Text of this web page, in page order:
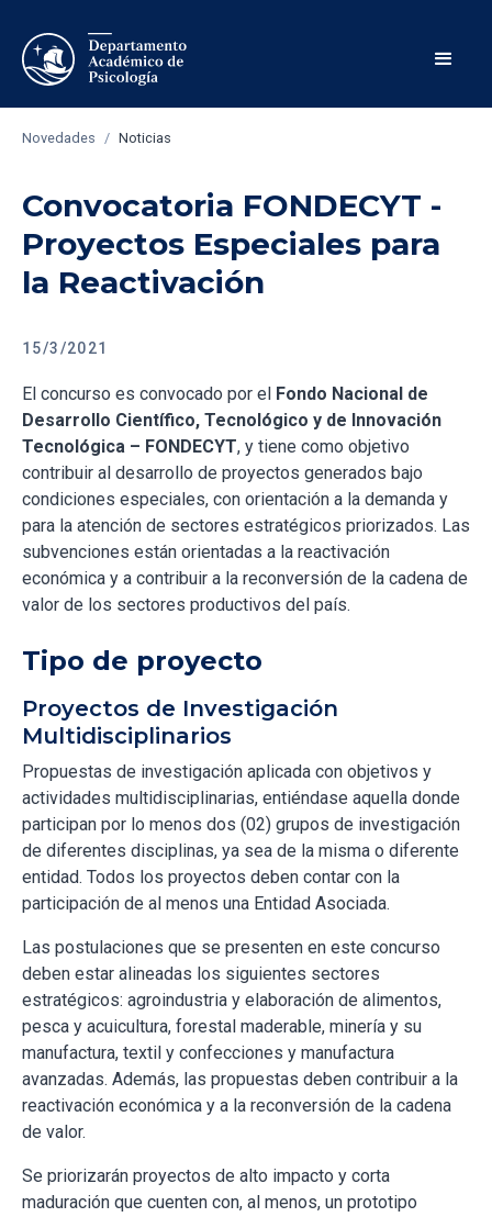
Novedades / Noticias
Convocatoria FONDECYT -
Proyectos Especiales para
la Reactivación
15/3/2021
El concurso es convocado por el Fondo Nacional de
Desarrollo Científico, Tecnológico y de Innovación
Tecnológica – FONDECYT, y tiene como objetivo
contribuir al desarrollo de proyectos generados bajo
condiciones especiales, con orientación a la demanda y
para la atención de sectores estratégicos priorizados. Las
subvenciones están orientadas a la reactivación
económica y a contribuir a la reconversión de la cadena de
valor de los sectores productivos del país.
Tipo de proyecto
Proyectos de Investigación
Multidisciplinarios
Propuestas de investigación aplicada con objetivos y
actividades multidisciplinarias, entiéndase aquella donde
participan por lo menos dos (02) grupos de investigación
de diferentes disciplinas, ya sea de la misma o diferente
entidad. Todos los proyectos deben contar con la
participación de al menos una Entidad Asociada.
Las postulaciones que se presenten en este concurso
deben estar alineadas los siguientes sectores
estratégicos: agroindustria y elaboración de alimentos,
pesca y acuicultura, forestal maderable, minería y su
manufactura, textil y confecciones y manufactura
avanzadas. Además, las propuestas deben contribuir a la
reactivación económica y a la reconversión de la cadena
de valor.
Se priorizarán proyectos de alto impacto y corta
maduración que cuenten con, al menos, un prototipo